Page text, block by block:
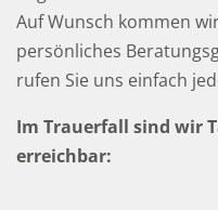
Auf Wunsch kommen
persönliches
rufen Sie uns einfach
Im Trauerfall sind wir
erreichbar: